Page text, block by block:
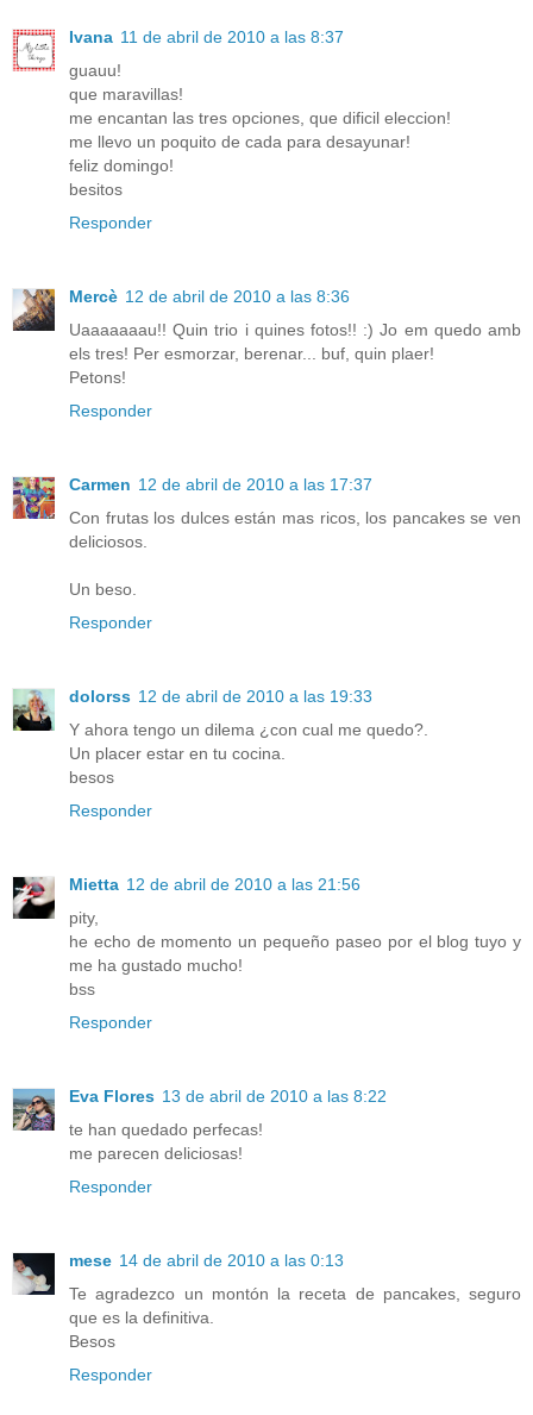
Ivana 11 de abril de 2010 a las 8:37
guauu!
que maravillas!
me encantan las tres opciones, que dificil eleccion!
me llevo un poquito de cada para desayunar!
feliz domingo!
besitos
Responder
Mercè 12 de abril de 2010 a las 8:36
Uaaaaaaau!! Quin trio i quines fotos!! :) Jo em quedo amb
els tres! Per esmorzar, berenar... buf, quin plaer!
Petons!
Responder
Carmen 12 de abril de 2010 a las 17:37
Con frutas los dulces están mas ricos, los pancakes se ven
deliciosos.
Un beso.
Responder
dolorss 12 de abril de 2010 a las 19:33
Y ahora tengo un dilema ¿con cual me quedo?.
Un placer estar en tu cocina.
besos
Responder
Mietta 12 de abril de 2010 a las 21:56
pity,
he echo de momento un pequeño paseo por el blog tuyo y
me ha gustado mucho!
bss
Responder
Eva Flores 13 de abril de 2010 a las 8:22
te han quedado perfecas!
me parecen deliciosas!
Responder
mese 14 de abril de 2010 a las 0:13
Te agradezco un montón la receta de pancakes, seguro
que es la definitiva.
Besos
Responder